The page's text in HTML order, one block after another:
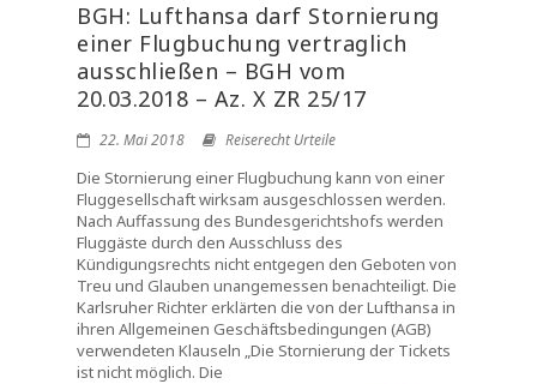
BGH: Lufthansa darf Stornierung
einer Flugbuchung vertraglich
ausschließen – BGH vom
20.03.2018 – Az. X ZR 25/17
22. Mai 2018 Reiserecht Urteile
Die Stornierung einer Flugbuchung kann von einer
Fluggesellschaft wirksam ausgeschlossen werden.
Nach Auffassung des Bundesgerichtshofs werden
Fluggäste durch den Ausschluss des
Kündigungsrechts nicht entgegen den Geboten von
Treu und Glauben unangemessen benachteiligt. Die
Karlsruher Richter erklärten die von der Lufthansa in
ihren Allgemeinen Geschäftsbedingungen (AGB)
verwendeten Klauseln „Die Stornierung der Tickets
ist nicht möglich. Die